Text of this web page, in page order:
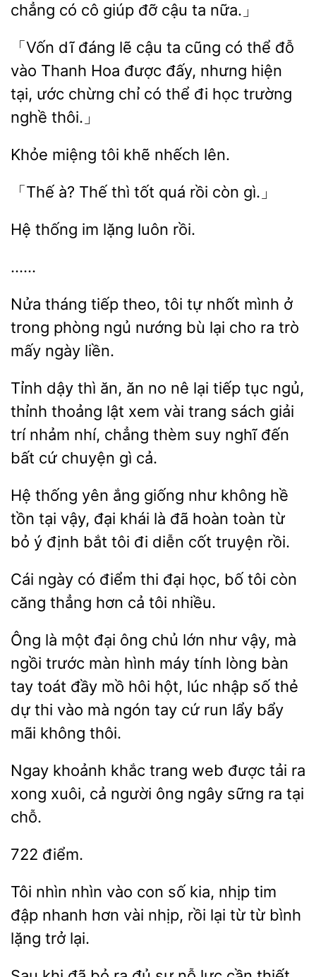
chẳng có cô giúp đỡ
ta nữa.」
「Vốn
đáng lẽ cậu ta cũng có thể
vào Thanh Hoa được đấy, nhưng
tại, ước chừng chỉ có thể đi học trường
nghề thôi.」
Khỏe tôi lên.
à? Thế thì tốt quá còn
Hệ thống luôn
……
Nửa
tiếp theo, tôi tự nhốt mình ở
trong phòng
nướng bù lại cho ra trò
ngày liền.
Tỉnh thì ăn, ăn no nê lại
tục ngủ,
thỉnh thoảng lật
vài trang sách giải
trí nhảm nhí, chẳng thèm suy nghĩ đến
bất cứ chuyện gì cả.
thống yên ắng giống như
hề
tồn tại vậy, đại khái là
hoàn toàn từ
bỏ ý định bắt tôi đi diễn cốt truyện rồi.
Cái ngày có điểm thi đại
bố tôi còn
căng thẳng
cả nhiều.
là một đại ông chủ lớn như vậy, mà
ngồi
màn hình máy tính lòng bàn
tay toát đầy mồ hôi hột, lúc nhập số thẻ
thi vào mà ngón tay cứ run lẩy bẩy
mãi không thôi.
Ngay khoảnh khắc trang web được tải
xong xuôi, cả người
ngây
ra tại
chỗ.
Tôi nhìn nhìn vào
số kia, nhịp tim
đập nhanh hơn vài
rồi lại từ
bình
lặng trở lại.